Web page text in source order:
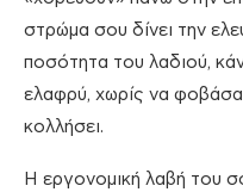
στρώμα σου δίνει την
ποσότητα του λαδιού,
ελαφρύ, χωρίς να
κολλήσει.
Η εργονομική λαβή του